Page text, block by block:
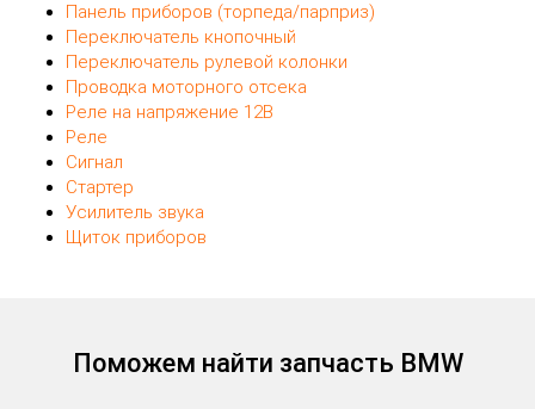
Панель приборов (торпеда/парприз)
Переключатель кнопочный
Переключатель рулевой колонки
Проводка моторного отсека
Реле на напряжение 12В
Реле
Сигнал
Стартер
Усилитель звука
Щиток приборов
Поможем найти запчасть BMW